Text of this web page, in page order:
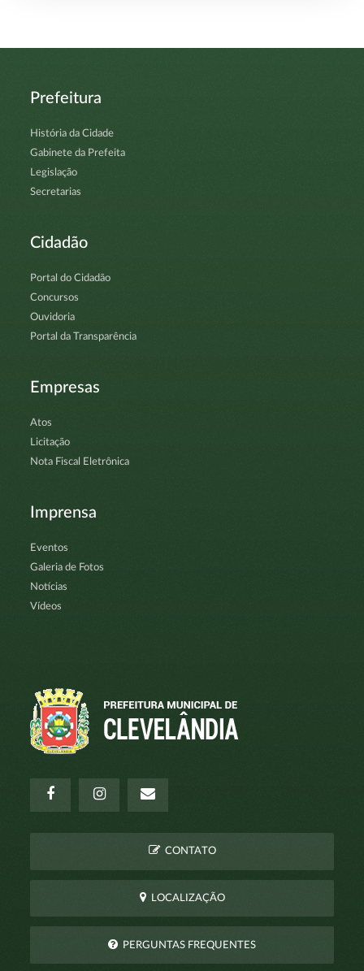
Prefeitura
História da Cidade
Gabinete da Prefeita
Legislação
Secretarias
Cidadão
Portal do Cidadão
Concursos
Ouvidoria
Portal da Transparência
Empresas
Atos
Licitação
Nota Fiscal Eletrônica
Imprensa
Eventos
Galeria de Fotos
Notícias
Vídeos
CONTATO
LOCALIZAÇÃO
PERGUNTAS FREQUENTES